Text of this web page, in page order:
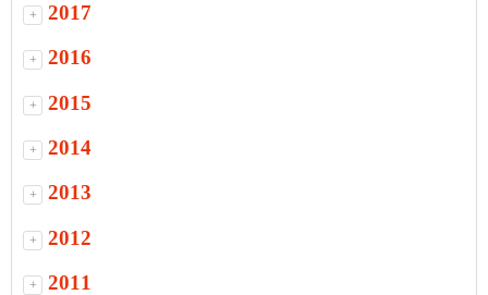
+ 2017
+ 2016
+ 2015
+ 2014
+ 2013
+ 2012
+ 2011